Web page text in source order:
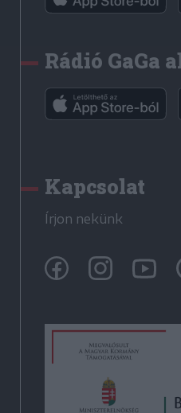
Rádió GaGa
Kapcsolat
Írjon nekünk